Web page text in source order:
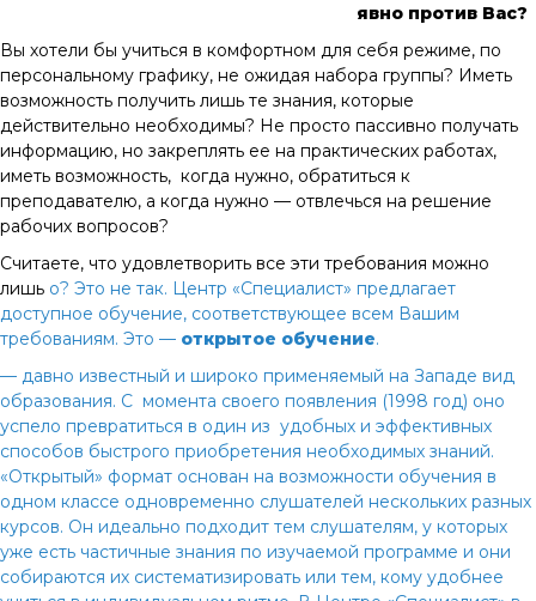
явно против Вас?
Вы хотели бы учиться в комфортном для себя режиме, по
персональному графику, не ожидая набора группы? Иметь
возможность получить лишь те знания, которые
действительно необходимы? Не просто пассивно получать
информацию, но закреплять ее на практических работах,
иметь возможность, когда нужно, обратиться к
преподавателю, а когда нужно — отвлечься на решение
рабочих вопросов?
Считаете, что удовлетворить все эти требования можно
лишь о? Это не так. Центр «Специалист» предлагает
доступное обучение, соответствующее всем Вашим
требованиям. Это — открытое обучение.
— давно известный и широко применяемый на Западе вид
образования. С момента своего появления (1998 год) оно
успело превратиться в один из удобных и эффективных
способов быстрого приобретения необходимых знаний.
«Открытый» формат основан на возможности обучения в
одном классе одновременно слушателей нескольких разных
курсов. Он идеально подходит тем слушателям, у которых
уже есть частичные знания по изучаемой программе и они
собираются их систематизировать или тем, кому удобнее